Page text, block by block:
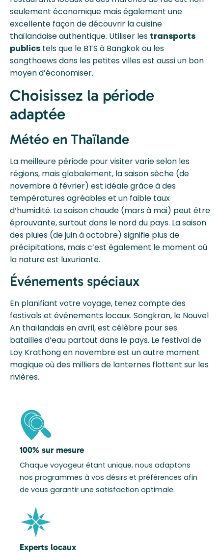
seulement économique mais également une
excellente façon de découvrir la cuisine
thaïlandaise authentique. Utiliser les transports
publics tels que le BTS à Bangkok ou les
songthaews dans les petites villes est aussi un bon
moyen d’économiser.
Choisissez la période
adaptée
Météo en Thaïlande
La meilleure période pour visiter varie selon les
régions, mais globalement, la saison sèche (de
novembre à février) est idéale grâce à des
températures agréables et un faible taux
d’humidité. La saison chaude (mars à mai) peut être
éprouvante, surtout dans le nord du pays. La saison
des pluies (de juin à octobre) signifie plus de
précipitations, mais c’est également le moment où
la nature est luxuriante.
Événements spéciaux
En planifiant votre voyage, tenez compte des
festivals et événements locaux. Songkran, le Nouvel
An thaïlandais en avril, est célèbre pour ses
batailles d’eau partout dans le pays. Le festival de
Loy Krathong en novembre est un autre moment
magique où des milliers de lanternes flottent sur les
rivières.
100% sur mesure
Chaque voyageur étant unique, nous adaptons
nos programmes à vos désirs et préférences afin
de vous garantir une satisfaction optimale.
Experts locaux